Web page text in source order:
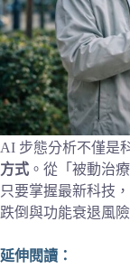
AI 步態分析不僅是
方式 。從「被動治
只要掌握最新科技
跌倒與功能衰退風險
延伸閱讀：